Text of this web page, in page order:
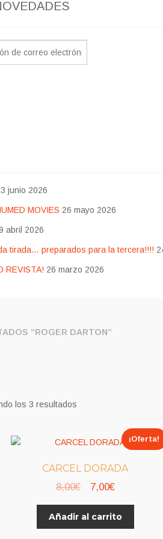
junio 2026
MOVIES 26 mayo 2026
abril 2026
tirada… preparados para la tercera!!!!
REVISTA! 26 marzo 2026
“ROGER DARTON”
los 3 resultados
CARCEL DORADA
¡Oferta!
8,00€
El
precio
original
7,00€El
precio
actual
Añadir al carrito